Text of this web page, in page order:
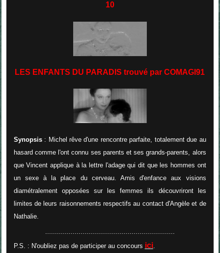
10
LES ENFANTS DU PARADIS trouvé par COMAGI91
Synopsis: Michel rêve d'une rencontre parfaite, totalement due au
hasard comme l'ont connu ses parents et ses grands-parents, alors
que Vincent applique à la lettre l'adage qui dit que les hommes ont
un sexe à la place du cerveau. Amis d'enfance aux visions
diamétralement opposées sur les femmes ils découvriront les
limites de leurs raisonnements respectifs au contact d'Angèle et de
Nathalie.
P.S. : N'oubliez pas de participer au concours ici.